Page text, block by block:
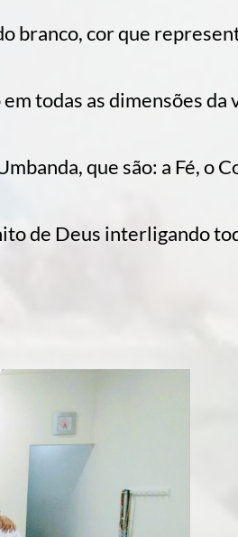
branco, cor que
todas as dimensões da
que são: a Fé, o
de Deus interligando